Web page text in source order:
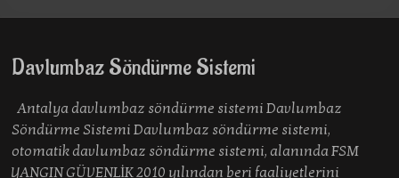
Davlumbaz Söndürme Sistemi
Antalya davlumbaz söndürme sistemi Davlumbaz
Söndürme Sistemi Davlumbaz söndürme sistemi,
otomatik davlumbaz söndürme sistemi, alanında FSM
YANGIN GÜVENLİK 2010 yılından beri faaliyetlerini